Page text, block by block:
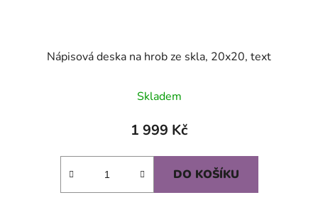
Nápisová deska na hrob ze skla, 20x20, text
Skladem
1 999 Kč
DO KOŠÍKU